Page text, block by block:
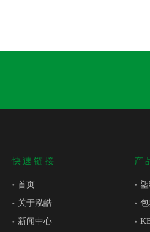
快速链接
首页
关于泓皓
新闻中心
产
包